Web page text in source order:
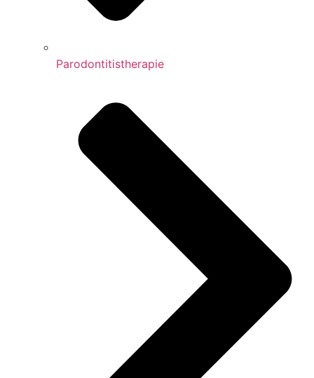
Parodontitistherapie